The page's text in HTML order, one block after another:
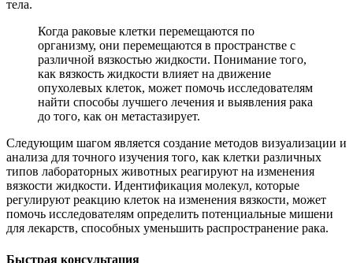
тела.
Когда раковые клетки перемещаются по
организму, они перемещаются в пространстве с
различной вязкостью жидкости. Понимание того,
как вязкость жидкости влияет на движение
опухолевых клеток, может помочь исследователям
найти способы лучшего лечения и выявления рака
до того, как он метастазирует.
Следующим шагом является создание методов визуализации и
анализа для точного изучения того, как клетки различных
типов лабораторных животных реагируют на изменения
вязкости жидкости. Идентификация молекул, которые
регулируют реакцию клеток на изменения вязкости, может
помочь исследователям определить потенциальные мишени
для лекарств, способных уменьшить распространение рака.
Быстрая консультация